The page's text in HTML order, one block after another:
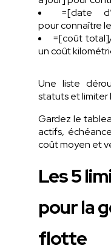
=[date
pour connaître
=[coût
un coût
Une liste
statuts et limiter
Gardez le
actifs,
coût moyen et
Les 5
pour la
flotte